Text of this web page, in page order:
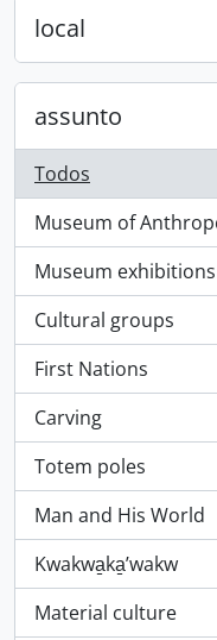
local
assunto
Todos
Museum of
, 3032 resultados
Museum exhibitions
, 2473 resultados
Cultural groups
, 2308 resultados
First Nations
, 2211 resultados
Carving
, 1536 resultados
Totem poles
, 1435 resultados
Man and His World
, 814 resultados
Kwakwa̱ka̱ʼwakw
, 774 resultados
Material culture
, 728 resultados